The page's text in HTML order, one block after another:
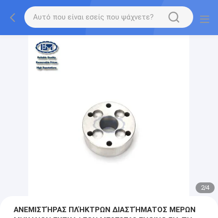
2/4
ΑΝΕΜΙΣΤΉΡΑΣ ΠΛΉΚΤΡΩΝ ΔΙΑΣΤΉΜΑΤΟΣ ΜΕΡΩΝ